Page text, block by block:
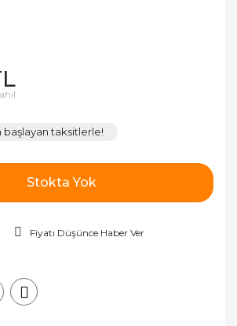
başlayan taksitlerle!
Stokta Yok
Fiyatı Düşünce Haber Ver